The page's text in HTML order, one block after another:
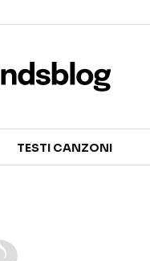
TALENT SHOW
TESTI CANZONI